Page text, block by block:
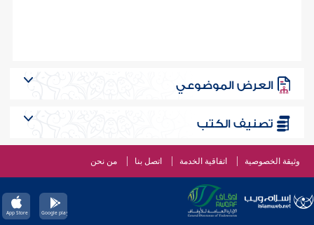
العرض الموضوعي
تصنيف الكتب
وثيقة الخصوصية اتفاقية الخدمة اتصل بنا من نحن